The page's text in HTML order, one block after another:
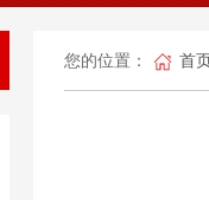
您的位置： 首